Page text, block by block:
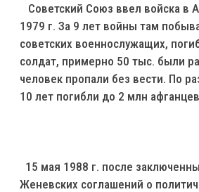
Советский Союз ввел войска в
1979 г. За 9 лет войны там
советских военнослужащих,
солдат, примерно 50 тыс. были
человек пропали без вести. По
10 лет погибли до 2 млн
15 мая 1988 г. после
Женевских соглашений о